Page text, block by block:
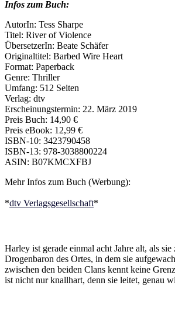
Infos zum Buch:
AutorIn: Tess Sharpe
Titel: River of Violence
ÜbersetzerIn: Beate Schäfer
Originaltitel: Barbed Wire Heart
Format: Paperback
Genre: Thriller
Umfang: 512 Seiten
Verlag: dtv
Erscheinungstermin: 22. März 2019
Preis Buch: 14,90 €
Preis eBook: 12,99 €
ISBN-10: 3423790458
ISBN-13: 978-3038800224
ASIN: B07KMCXFBJ
Mehr Infos zum Buch (Werbung):
*dtv Verlagsgesellschaft*
Harley ist gerade einmal acht Jahre alt, als
Drogenbaron des Ortes, in dem sie
zwischen den beiden Clans kennt keine
ist nicht nur knallhart, denn sie leitet, genau